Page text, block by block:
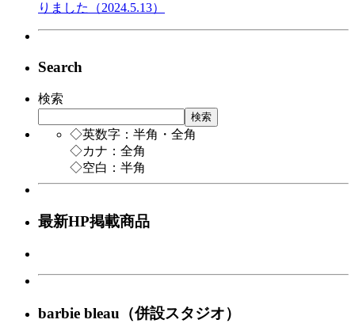
りました（2024.5.13）
Search
検索
検索
◇英数字：半角・全角
◇カナ：全角
◇空白：半角
最新HP掲載商品
barbie bleau（併設スタジオ）